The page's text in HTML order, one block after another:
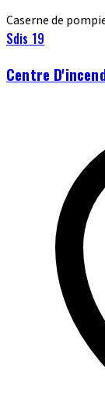
Caserne de
Sdis 19
Centre